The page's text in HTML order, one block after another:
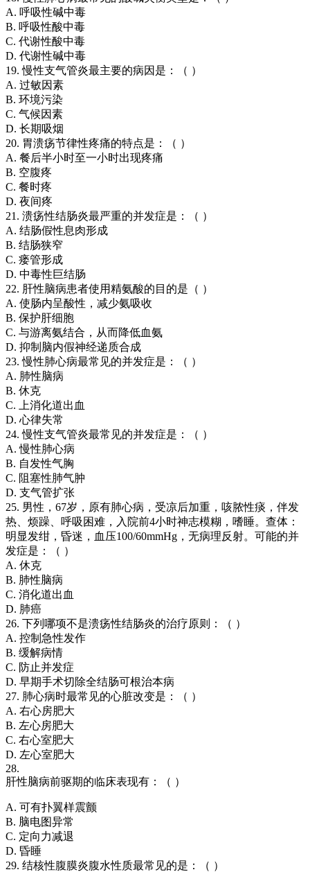
A. 呼吸性碱中毒
B. 呼吸性酸中毒
C. 代谢性酸中毒
D. 代谢性碱中毒
19. 慢性支气管炎最主要的病因是：（ ）
A. 过敏因素
B. 环境污染
C. 气候因素
D. 长期吸烟
20. 胃溃疡节律性疼痛的特点是：（ ）
A. 餐后半小时至一小时出现疼痛
B. 空腹疼
C. 餐时疼
D. 夜间疼
21. 溃疡性结肠炎最严重的并发症是：（ ）
A. 结肠假性息肉形成
B. 结肠狭窄
C. 瘘管形成
D. 中毒性巨结肠
22. 肝性脑病患者使用精氨酸的目的是（ ）
A. 使肠内呈酸性，减少氨吸收
B. 保护肝细胞
C. 与游离氨结合，从而降低血氨
D. 抑制脑内假神经递质合成
23. 慢性肺心病最常见的并发症是：（ ）
A. 肺性脑病
B. 休克
C. 上消化道出血
D. 心律失常
24. 慢性支气管炎最常见的并发症是：（ ）
A. 慢性肺心病
B. 自发性气胸
C. 阻塞性肺气肿
D. 支气管扩张
25. 男性，67岁，原有肺心病，受凉后加重，咳脓性痰，伴发
热、烦躁、呼吸困难，入院前4小时神志模糊，嗜睡。查体：
明显发绀，昏迷，血压100/60mmHg，无病理反射。可能的并
发症是：（ ）
A. 休克
B. 肺性脑病
C. 消化道出血
D. 肺癌
26. 下列哪项不是溃疡性结肠炎的治疗原则：（ ）
A. 控制急性发作
B. 缓解病情
C. 防止并发症
D. 早期手术切除全结肠可根治本病
27. 肺心病时最常见的心脏改变是：（ ）
A. 右心房肥大
B. 左心房肥大
C. 右心室肥大
D. 左心室肥大
28.
肝性脑病前驱期的临床表现有：（ ）
A. 可有扑翼样震颤
B. 脑电图异常
C. 定向力减退
D. 昏睡
29. 结核性腹膜炎腹水性质最常见的是：（ ）